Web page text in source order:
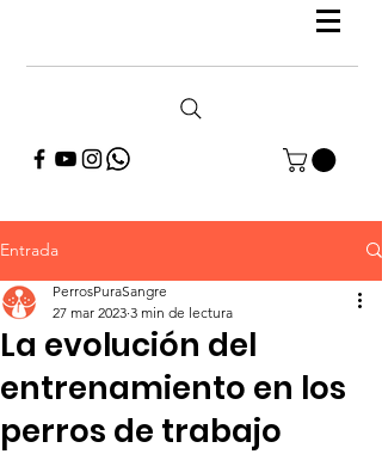
Entrada
La evolución del
entrenamiento en los
perros de trabajo
PerrosPuraSangre
27 mar 2023 3 min de lectura